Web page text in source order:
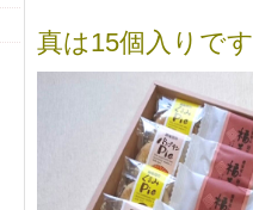
真は15個入りです